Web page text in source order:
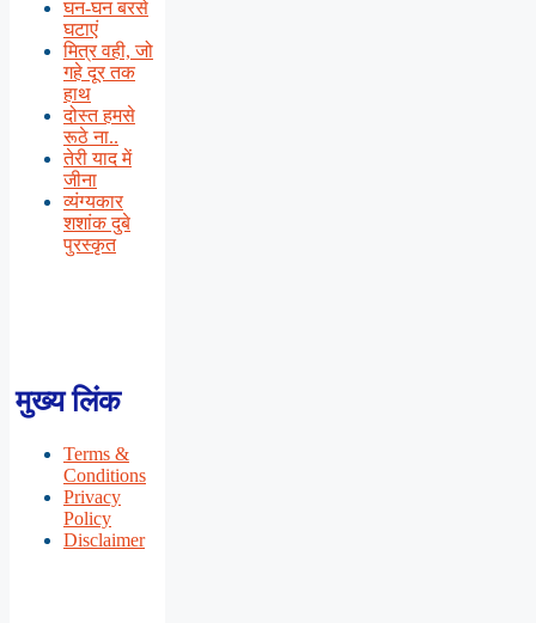
घन-घन बरसे
घटाएं
मित्र वही, जो
गहे दूर तक
हाथ
दोस्त हमसे
रूठे ना..
तेरी याद में
जीना
व्यंग्यकार
शशांक दुबे
पुरस्कृत
मुख्य लिंक
Terms &
Conditions
Privacy
Policy
Disclaimer